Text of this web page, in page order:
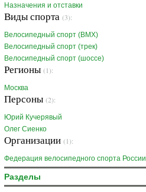
Назначения и отставки
Виды спорта (3):
Велосипедный спорт (BMX)
Велосипедный спорт (трек)
Велосипедный спорт (шоссе)
Регионы (1):
Москва
Персоны (2):
Юрий Кучерявый
Олег Сиенко
Организации (1):
Федерация велосипедного спорта России
Разделы